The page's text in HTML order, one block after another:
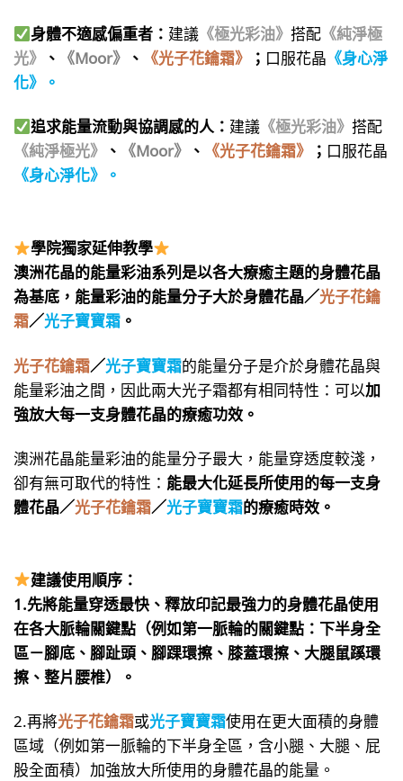
身體不適感偏重者： 建議 《極光彩油》搭配 《純淨極
光》 、 《Moor》 、 《光子花鑰霜》 ； 口服花晶 《身心淨
化》 。
追求能量流動與協調感的人： 建議 《極光彩油》搭配
《純淨極光》 、 《Moor》 、 《光子花鑰霜》 ； 口服花晶
《身心淨化》 。
學院獨家延伸教學
澳洲花晶的能量彩油系列是以各大療癒主題的身體花晶
為基底， 能量彩油的能量分子大於身體花晶／光子花鑰
霜／光子寶寶霜 。
光子花鑰霜／光子寶寶霜的能量分子是介於身體花晶與
能量彩油之間，因此兩大光子霜都有相同特性：可以加
強放大每一支身體花晶的療癒功效。
澳洲花晶能量彩油的能量分子最大，能量穿透度較淺，
卻有無可取代的特性： 能最大化延長所使用的每一支身
體花晶／光子花鑰霜／光子寶寶霜的療癒時效。
建議使用順序：
1.先將能量穿透最快、釋放印記最強力的身體花晶使用
在各大脈輪關鍵點（例如第一脈輪的關鍵點：下半身全
區－腳底、腳趾頭、腳踝環擦、膝蓋環擦、大腿鼠蹊環
擦、整片腰椎）。
2.再將光子花鑰霜或光子寶寶霜使用在更大面積的身體
區域（例如第一脈輪的下半身全區，含小腿、大腿、屁
股全面積）加強放大所使用的身體花晶的能量。